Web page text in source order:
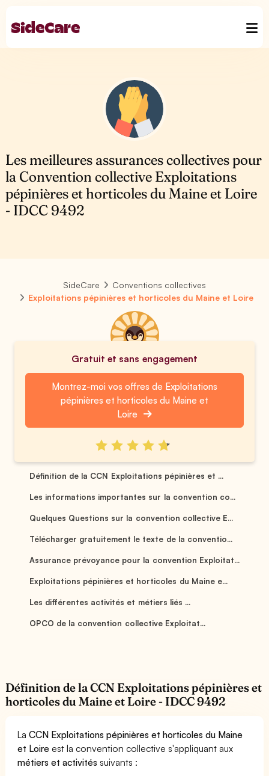
Les meilleures assurances collectives pour
la Convention collective Exploitations
pépinières et horticoles du Maine et Loire
- IDCC 9492
SideCare
Conventions collectives
Exploitations pépinières et horticoles du Maine et Loire
Gratuit et sans engagement
Montrez-moi vos offres de Exploitations
pépinières et horticoles du Maine et
Loire
Définition de la CCN Exploitations pépinières et ...
Les informations importantes sur la convention co...
Quelques Questions sur la convention collective E...
Télécharger gratuitement le texte de la conventio...
Assurance prévoyance pour la convention Exploitat...
Exploitations pépinières et horticoles du Maine e...
Les différentes activités et métiers liés ...
OPCO de la convention collective Exploitat...
Définition de la CCN Exploitations pépinières et
horticoles du Maine et Loire - IDCC 9492
LaCCN Exploitations pépinières et horticoles du Maine
et Loire est la convention collective s'appliquant aux
métiers et activités suivants :